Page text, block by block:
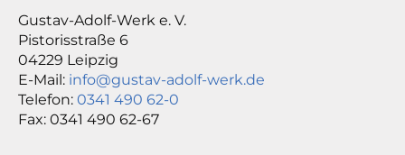
Gustav-Adolf-Werk e. V.
Pistorisstraße 6
04229 Leipzig
E-Mail: info@gustav-adolf-werk.de
Telefon: 0341 490 62-0
Fax: 0341 490 62-67